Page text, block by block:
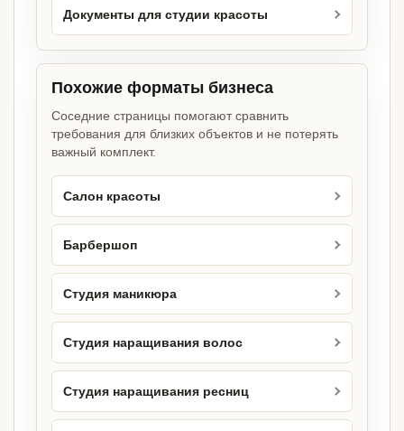
Документы для студии красоты
Похожие форматы бизнеса
Соседние страницы помогают сравнить
требования для близких объектов и не потерять
важный комплект.
Салон красоты
Барбершоп
Студия маникюра
Студия наращивания волос
Студия наращивания ресниц